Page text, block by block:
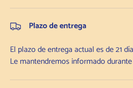
Plazo de entrega
El plazo de entrega actual es de 21
Le mantendremos informado